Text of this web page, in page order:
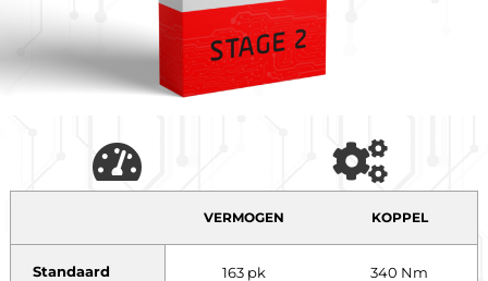
VERMOGEN KOPPEL
Standaard 163 pk 340 Nm